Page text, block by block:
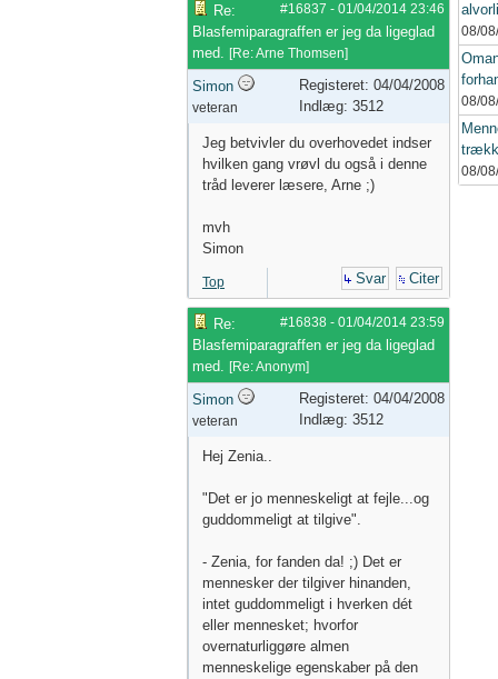
#16837 - 01/04/2014 23:46
Re:
Blasfemiparagraffen er jeg da ligeglad
med. [Re: Arne Thomsen]
Simon
veteran
Registeret: 04/04/2008
Indlæg: 3512
Jeg betvivler du overhovedet indser
hvilken gang vrøvl du også i denne
tråd leverer læsere, Arne ;)
mvh
Simon
Top Svar Citer
#16838 - 01/04/2014 23:59
Re:
Blasfemiparagraffen er jeg da ligeglad
med. [Re: Anonym]
Simon
veteran
Registeret: 04/04/2008
Indlæg: 3512
Hej Zenia..
"Det er jo menneskeligt at fejle...og
guddommeligt at tilgive".
- Zenia, for fanden da! ;) Det er
mennesker der tilgiver hinanden,
intet guddommeligt i hverken dét
eller mennesket; hvorfor
overnaturliggøre almen
menneskelige egenskaber på den
08/
08/
08/